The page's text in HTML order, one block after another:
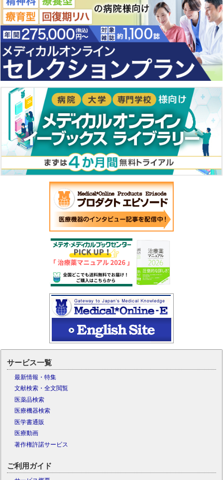
サービス一覧
最新情報・特集
文献検索・全文閲覧
医薬品検索
医療機器検索
医学書通販
医療動画
著作権許諾サービス
ご利用ガイド